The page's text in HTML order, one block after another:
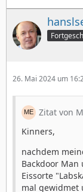
26. Mai 2024 um
Zitat von
Kinners,
nachdem
Backdoor
Eissorte
mal gewidmet